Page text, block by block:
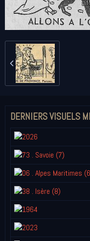
DERNIERS VISUELS